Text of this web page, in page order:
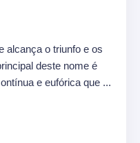
alcança o triunfo e os
deste nome é
e eufórica que ...